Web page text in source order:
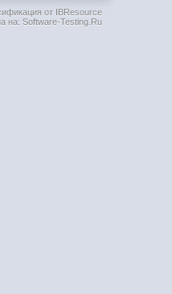
от IBResource
на: Software-Testing.Ru